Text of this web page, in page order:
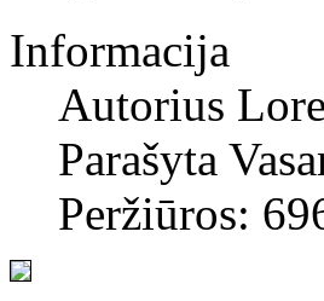
Informacija
Autorius
Parašyta
Peržiūros: